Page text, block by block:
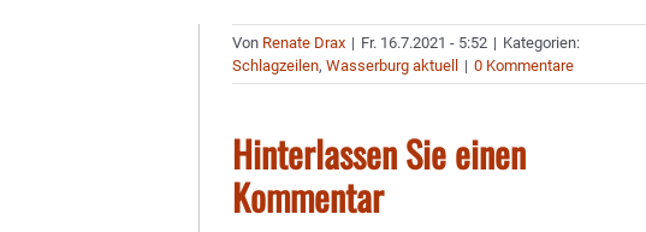
Von Renate Drax | Fr. 16.7.2021 - 5:52 | Kategorien:
Schlagzeilen,Wasserburg aktuell | 0 Kommentare
Hinterlassen Sie einen
Kommentar